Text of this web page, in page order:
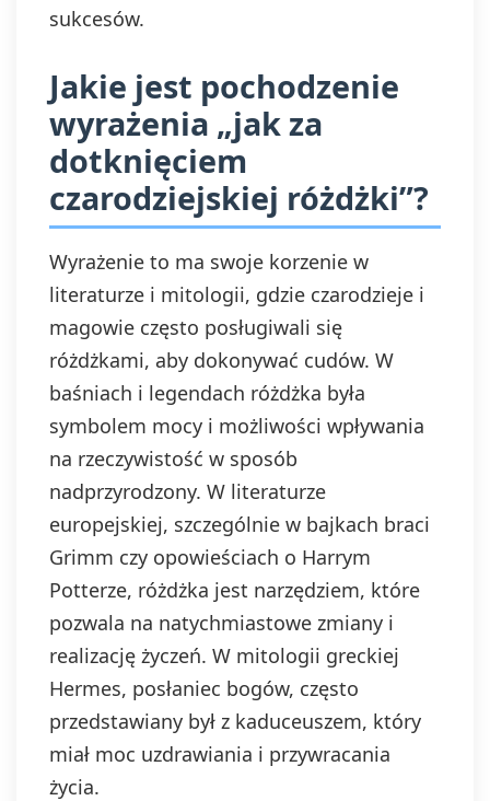
sukcesów.
Jakie jest pochodzenie
wyrażenia „jak za
dotknięciem
czarodziejskiej różdżki”?
Wyrażenie to ma swoje korzenie w
literaturze i mitologii, gdzie czarodzieje i
magowie często posługiwali się
różdżkami, aby dokonywać cudów. W
baśniach i legendach różdżka była
symbolem mocy i możliwości wpływania
na rzeczywistość w sposób
nadprzyrodzony. W literaturze
europejskiej, szczególnie w bajkach braci
Grimm czy opowieściach o Harrym
Potterze, różdżka jest narzędziem, które
pozwala na natychmiastowe zmiany i
realizację życzeń. W mitologii greckiej
Hermes, posłaniec bogów, często
przedstawiany był z kaduceuszem, który
miał moc uzdrawiania i przywracania
życia.